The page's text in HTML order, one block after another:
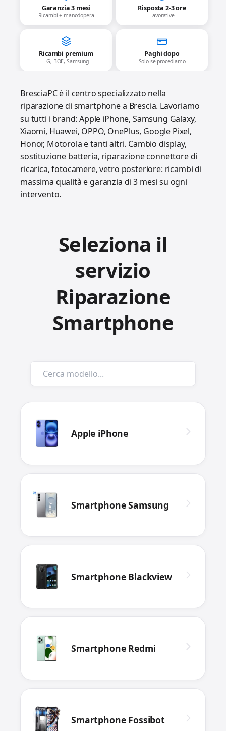
Garanzia 3 mesi
Ricambi + manodopera
Risposta 2-3 ore
Lavorative
Ricambi premium
LG, BOE, Samsung
Paghi dopo
Solo se procediamo
BresciaPC è il centro specializzato nella
riparazione di smartphone a Brescia. Lavoriamo
su tutti i brand: Apple iPhone, Samsung Galaxy,
Xiaomi, Huawei, OPPO, OnePlus, Google Pixel,
Honor, Motorola e tanti altri. Cambio display,
sostituzione batteria, riparazione connettore di
ricarica, fotocamere, vetro posteriore: ricambi di
massima qualità e garanzia di 3 mesi su ogni
intervento.
Seleziona il
servizio
Riparazione
Smartphone
Apple iPhone
Smartphone Samsung
Smartphone Blackview
Smartphone Redmi
Smartphone Fossibot